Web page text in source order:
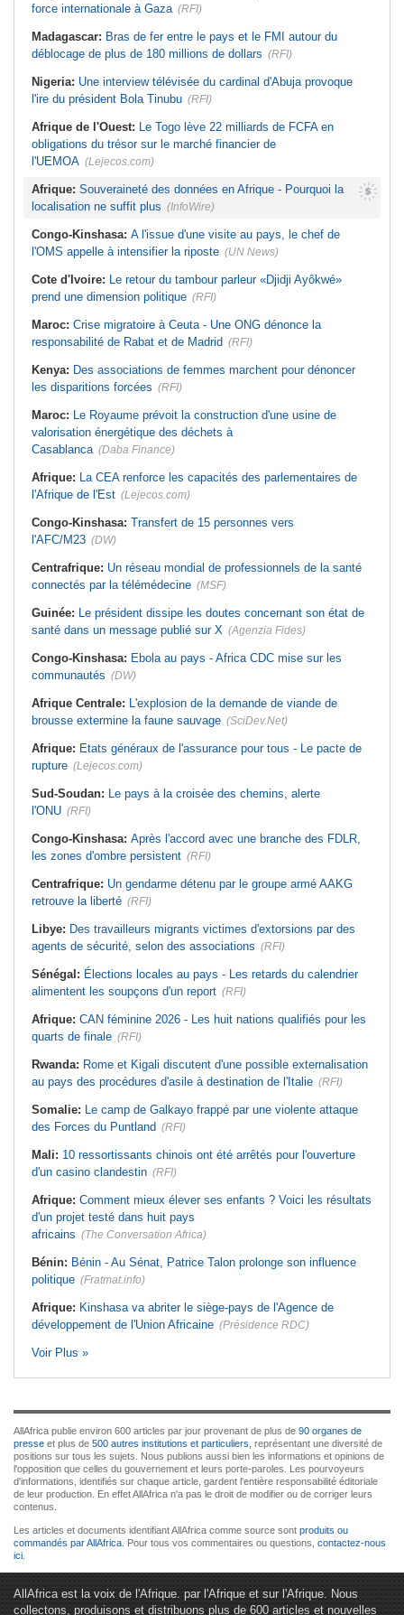
force internationale à Gaza (RFI)
Madagascar: Bras de fer entre le pays et le FMI autour du
déblocage de plus de 180 millions de dollars (RFI)
Nigeria: Une interview télévisée du cardinal d'Abuja provoque
l'ire du président Bola Tinubu (RFI)
Afrique de l'Ouest: Le Togo lève 22 milliards de FCFA en
obligations du trésor sur le marché financier de
l'UEMOA (Lejecos.com)
Afrique: Souveraineté des données en Afrique - Pourquoi la
localisation ne suffit plus (InfoWire)
Congo-Kinshasa: A l'issue d'une visite au pays, le chef de
l'OMS appelle à intensifier la riposte (UN News)
Cote d'Ivoire: Le retour du tambour parleur «Djidji Ayôkwé»
prend une dimension politique (RFI)
Maroc: Crise migratoire à Ceuta - Une ONG dénonce la
responsabilité de Rabat et de Madrid (RFI)
Kenya: Des associations de femmes marchent pour dénoncer
les disparitions forcées (RFI)
Maroc: Le Royaume prévoit la construction d'une usine de
valorisation énergétique des déchets à
Casablanca (Daba Finance)
Afrique: La CEA renforce les capacités des parlementaires de
l'Afrique de l'Est (Lejecos.com)
Congo-Kinshasa: Transfert de 15 personnes vers
l'AFC/M23 (DW)
Centrafrique: Un réseau mondial de professionnels de la santé
connectés par la télémédecine (MSF)
Guinée: Le président dissipe les doutes concernant son état de
santé dans un message publié sur X (Agenzia Fides)
Congo-Kinshasa: Ebola au pays - Africa CDC mise sur les
communautés (DW)
Afrique Centrale: L'explosion de la demande de viande de
brousse extermine la faune sauvage (SciDev.Net)
Afrique: Etats généraux de l'assurance pour tous - Le pacte de
rupture (Lejecos.com)
Sud-Soudan: Le pays à la croisée des chemins, alerte
l'ONU (RFI)
Congo-Kinshasa: Après l'accord avec une branche des FDLR,
les zones d'ombre persistent (RFI)
Centrafrique: Un gendarme détenu par le groupe armé AAKG
retrouve la liberté (RFI)
Libye: Des travailleurs migrants victimes d'extorsions par des
agents de sécurité, selon des associations (RFI)
Sénégal: Élections locales au pays - Les retards du calendrier
alimentent les soupçons d'un report (RFI)
Afrique: CAN féminine 2026 - Les huit nations qualifiés pour les
quarts de finale (RFI)
Rwanda: Rome et Kigali discutent d'une possible externalisation
au pays des procédures d'asile à destination de l'Italie (RFI)
Somalie: Le camp de Galkayo frappé par une violente attaque
des Forces du Puntland (RFI)
Mali: 10 ressortissants chinois ont été arrêtés pour l'ouverture
d'un casino clandestin (RFI)
Afrique: Comment mieux élever ses enfants ? Voici les résultats
d'un projet testé dans huit pays
africains (The Conversation Africa)
Bénin: Bénin - Au Sénat, Patrice Talon prolonge son influence
politique (Fratmat.info)
Afrique: Kinshasa va abriter le siège-pays de l'Agence de
développement de l'Union Africaine (Présidence RDC)
Voir Plus »
AllAfrica publie environ 600 articles par jour provenant de plus de 90 organes de
presse et plus de 500 autres institutions et particuliers , représentant une diversité de
positions sur tous les sujets. Nous publions aussi bien les informations et opinions de
l'opposition que celles du gouvernement et leurs porte-paroles. Les pourvoyeurs
d'informations, identifiés sur chaque article, gardent l'entière responsabilité éditoriale
de leur production. En effet AllAfrica n'a pas le droit de modifier ou de corriger leurs
contenus.
Les articles et documents identifiant AllAfrica comme source sont produits ou
commandés par AllAfrica . Pour tous vos commentaires ou questions, contactez-nous
ici
AllAfrica est la voix de l'Afrique. par l'Afrique et sur l'Afrique. Nous
collectons, produisons et distribuons plus de 600 articles et nouvelles